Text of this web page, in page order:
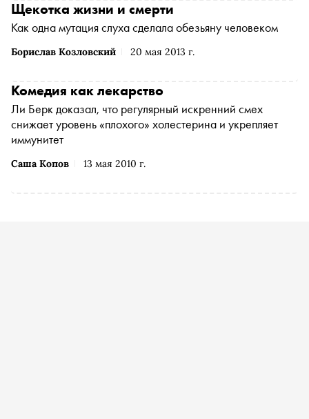
Борислав Козловский 20 мая 2013 г.
Щекотка жизни и смерти
Как одна мутация слуха сделала обезьяну человеком
Саша Копов 13 мая 2010 г.
Комедия как лекарство
Ли Берк доказал, что регулярный искренний смех
снижает уровень «плохого» холестерина и укрепляет
иммунитет